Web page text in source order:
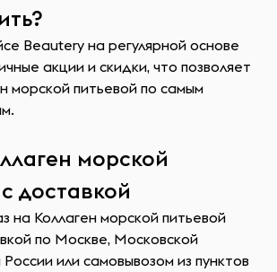
Beautery на регулярной основе
акции и скидки, что позволяет
морской питьевой по самым
морской
доставкой
на Коллаген морской питьевой
по Москве, Московской
или самовывозом из пунктов